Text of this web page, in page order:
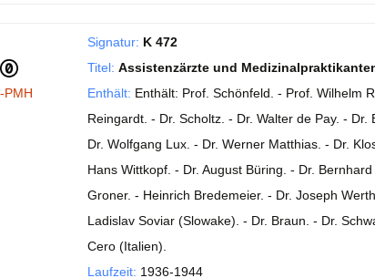
PMH
Signatur: K 472
Titel: Assistenzärzte und
Enthält: Enthält: Prof. Schönfeld. - Prof. Wilhelm
Reingardt. - Dr. Scholtz. - Dr. Walter de Pay. -
Dr. Wolfgang Lux. - Dr. Werner Matthias. - Dr.
Hans Wittkopf. - Dr. August Büring. - Dr.
Groner. - Heinrich Bredemeier. - Dr. Joseph
Ladislav Soviar (Slowake). - Dr. Braun. - Dr.
Cero (Italien).
Laufzeit: 1936-1944